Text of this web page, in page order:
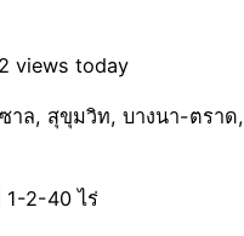
views today
าล, สุขุมวิท, บางนา-ตราด,
1-2-40 ไร่